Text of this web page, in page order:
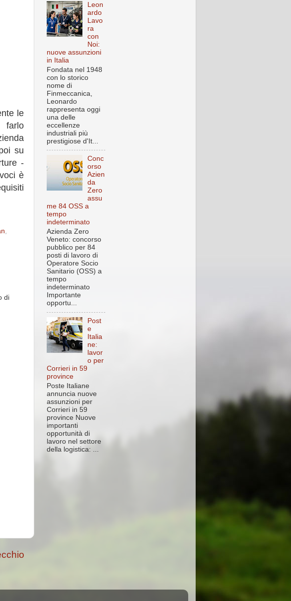
le
farlo
su
-
è
,
di
Leon
ardo
Lavo
ra
con
Noi:
nuove assunzioni
in Italia
Fondata nel 1948
con lo storico
nome di
Finmeccanica,
Leonardo
rappresenta oggi
una delle
eccellenze
industriali più
prestigiose d'It...
Conc
orso
Azien
da
Zero
assu
me 84 OSS a
tempo
indeterminato
Azienda Zero
Veneto: concorso
pubblico per 84
posti di lavoro di
Operatore Socio
Sanitario (OSS) a
tempo
indeterminato
Importante
opportu...
Post
e
Italia
ne:
lavor
o per
Corrieri in 59
province
Poste Italiane
annuncia nuove
assunzioni per
Corrieri in 59
province Nuove
importanti
opportunità di
lavoro nel settore
della logistica: ...